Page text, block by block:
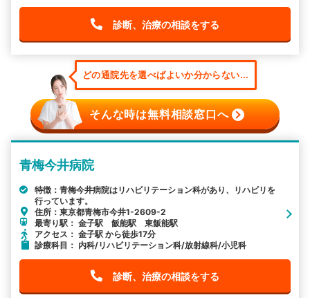
診断、治療の相談をする
どの通院先を選べばよいか分からない...
そんな時は無料相談窓口へ
青梅今井病院
特徴：青梅今井病院はリハビリテーション科があり、リハビリを
行っています。
住所：東京都青梅市今井1-2609-2
最寄り駅： 金子駅 飯能駅 東飯能駅
アクセス： 金子駅 から徒歩17分
診療科目： 内科/リハビリテーション科/放射線科/小児科
診断、治療の相談をする